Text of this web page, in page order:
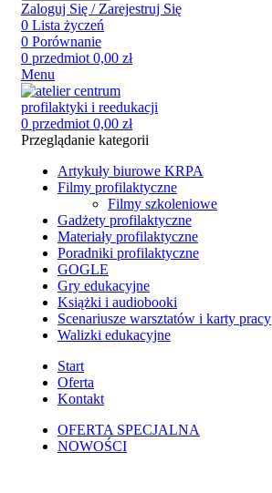
Zaloguj Się / Zarejestruj Się
0 Lista życzeń
0 Porównanie
0 przedmiot 0,00 zł
Menu
0 przedmiot 0,00 zł
Przeglądanie kategorii
Artykuły biurowe KRPA
Filmy profilaktyczne
Filmy szkoleniowe
Gadżety profilaktyczne
Materiały profilaktyczne
Poradniki profilaktyczne
GOGLE
Gry edukacyjne
Książki i audiobooki
Scenariusze warsztatów i karty pracy
Walizki edukacyjne
Start
Oferta
Kontakt
OFERTA SPECJALNA
NOWOŚCI